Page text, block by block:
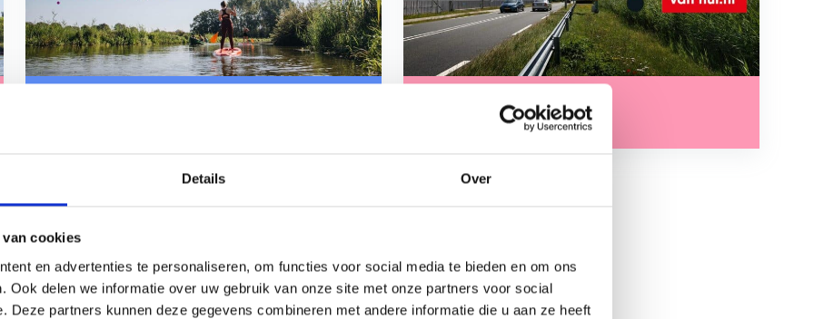
Details Over
cookies
en advertenties te personaliseren, om functies voor social media te bieden en om ons
Ook delen we informatie over uw gebruik van onze site met onze partners voor social
Deze partners kunnen deze gegevens combineren met andere informatie die u aan ze heeft